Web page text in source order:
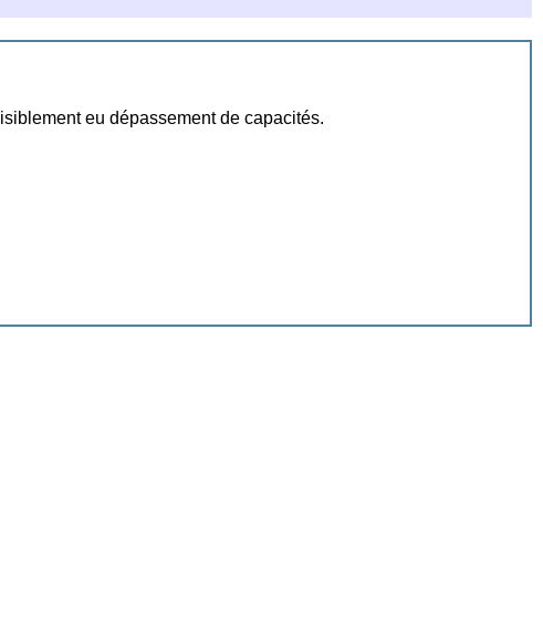
eu dépassement de capacités.